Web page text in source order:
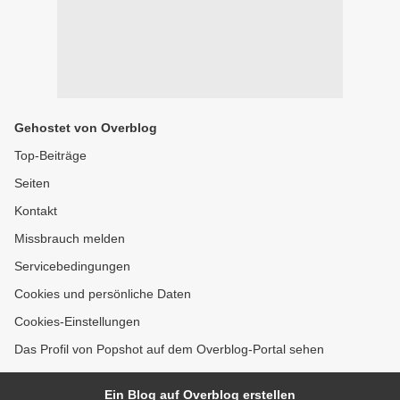
Gehostet von Overblog
Top-Beiträge
Seiten
Kontakt
Missbrauch melden
Servicebedingungen
Cookies und persönliche Daten
Cookies-Einstellungen
Das Profil von Popshot auf dem Overblog-Portal sehen
Ein Blog auf Overblog erstellen